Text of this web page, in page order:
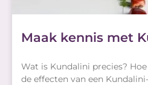
Maak kennis met
Wat is Kundalini precies?
de effecten van een